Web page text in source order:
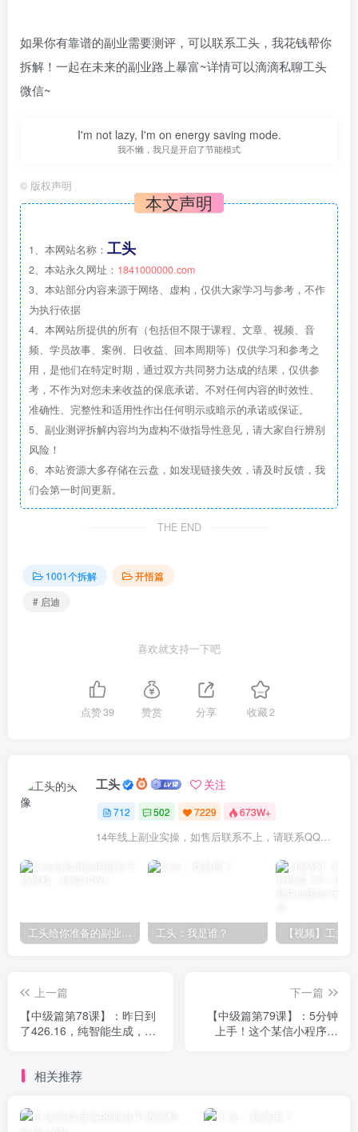
如果你有靠谱的副业需要测评，可以联系工头，我花钱帮你
拆解！一起在未来的副业路上暴富~详情可以滴滴私聊工头
微信~
I'm not lazy, I'm on energy saving mode.
我不懒，我只是开启了节能模式
© 版权声明
本文声明
1、本网站名称： 工头
2、本站永久网址： 1841000000.com
3、本站部分内容来源于网络、虚构，仅供大家学习与参考，不作
为执行依据
4、本网站所提供的所有（包括但不限于课程、文章、视频、音
频、学员故事、案例、日收益、回本周期等）仅供学习和参考之
用，是他们在特定时期，通过双方共同努力达成的结果，仅供参
考，不作为对您未来收益的保底承诺。不对任何内容的时效性、
准确性、完整性和适用性作出任何明示或暗示的承诺或保证。
5、副业测评拆解内容均为虚构不做指导性意见，请大家自行辨别
风险！
6、本站资源大多存储在云盘，如发现链接失效，请及时反馈，我
们会第一时间更新。
THE END
1001个拆解
开悟篇
# 启迪
喜欢就支持一下吧
点赞39 赞赏 分享 收藏2
工头 关注
712 502 7229 673W+
14年线上副业实操，如售后联系不上，请联系QQ：1841000000（6个0）或拨打交付合同中的联系电话！
工头给你准备的副业干货资料，价值10W+ 工头：我是谁？
上一篇
【中级篇第78课】：昨日到
了426.16，纯智能生成，去
下一篇
【中级篇第79课】：5分钟
上手！这个某信小程序玩
相关推荐